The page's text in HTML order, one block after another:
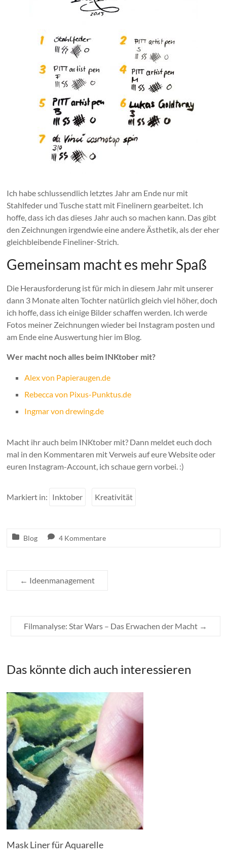
Ich habe schlussendlich letztes Jahr am Ende nur mit
Stahlfeder und Tusche statt mit Finelinern gearbeitet. Ich
hoffe, dass ich das dieses Jahr auch so machen kann. Das gibt
den Zeichnungen irgendwie eine andere Ästhetik, als der eher
gleichbleibende Fineliner-Strich.
Gemeinsam macht es mehr Spaß
Die Herausforderung ist für mich in diesem Jahr mit unserer
dann 3 Monate alten Tochter natürlich gleich viel höher, doch
ich hoffe, dass ich einige Bilder schaffen werden. Ich werde
Fotos meiner Zeichnungen wieder bei Instagram posten und
am Ende eine Auswertung hier im Blog.
Wer macht noch alles beim INKtober mit?
Alex von Papieraugen.de
Rebecca von Pixus-Punktus.de
Ingmar von drewing.de
Macht ihr auch beim INKtober mit? Dann meldet euch doch
mal in den Kommentaren mit Verweis auf eure Website oder
euren Instagram-Account, ich schaue gern vorbei. :)
Markiert in: Inktober Kreativität
Blog 4 Kommentare
← Ideenmanagement
Filmanalyse: Star Wars – Das Erwachen der Macht →
Das könnte dich auch interessieren
Mask Liner für Aquarelle